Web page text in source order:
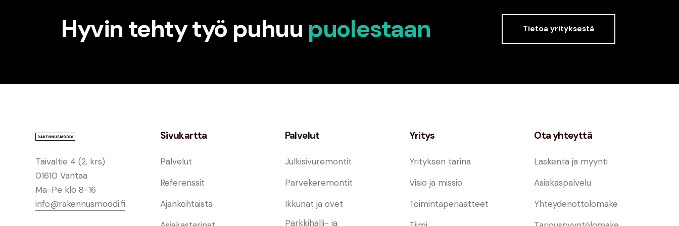
Hyvin tehty työ puhuu puolestaan Tietoa yrityksestä
Taivaltie 4 (2. krs)
01610 Vantaa
Ma-Pe klo 8-16
info@rakennusmoodi.fi
Sivukartta
Palvelut
Referenssit
Ajankohtaista
Palvelut
Julkisivuremontit
Parvekeremontit
Ikkunat ja ovet
Parkkihalli- ja
Yritys
Yrityksen tarina
Visio ja missio
Toimintaperiaatteet
Ota yhteyttä
Laskenta ja myynti
Asiakaspalvelu
Yhteydenottolomake